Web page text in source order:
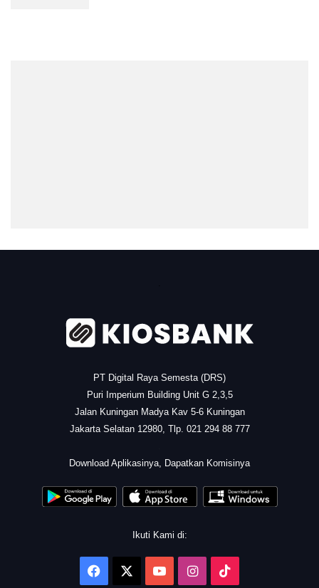
PT Digital Raya Semesta (DRS)
Puri Imperium Building Unit G 2,3,5
Jalan Kuningan Madya Kav 5-6 Kuningan
Jakarta Selatan 12980, Tlp. 021 294 88 777
Download Aplikasinya, Dapatkan Komisinya
Ikuti Kami di:
Facebook YouTubeInstagram